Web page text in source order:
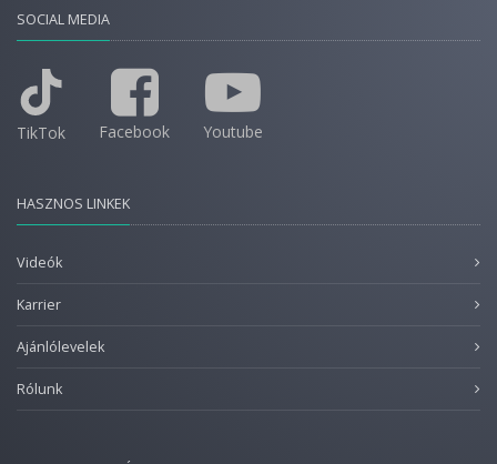
SOCIAL MEDIA
TikTok Facebook Youtube
HASZNOS LINKEK
Videók
Karrier
Ajánlólevelek
Rólunk